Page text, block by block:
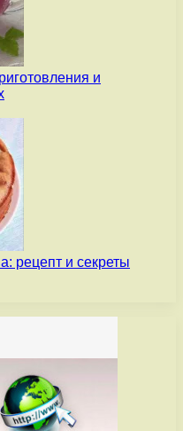
и
рецепт и секреты